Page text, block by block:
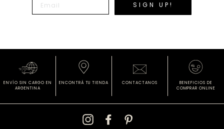
SIGN UP!
ENVÍO SIN CARGO EN
ARGENTINA
ENCONTRÁ TU TIENDA CONTACTANOS
BENEFICIOS DE
COMPRAR ONLINE
InstagramFacebook